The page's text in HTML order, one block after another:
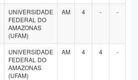
UNIVERSIDADE
FEDERAL DO
AMAZONAS
(UFAM)
AM 4 - -
UNIVERSIDADE
FEDERAL DO
AMAZONAS
(UFAM)
AM 4 4 -